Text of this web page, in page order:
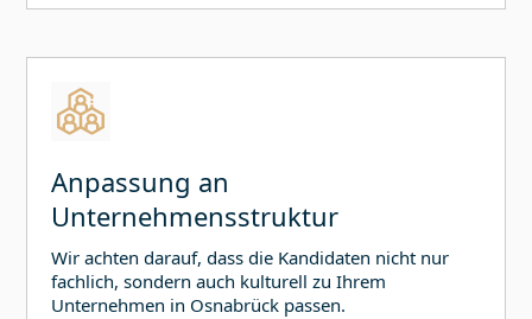
Anpassung an
Unternehmensstruktur
Wir achten darauf, dass die Kandidaten nicht nur
fachlich, sondern auch kulturell zu Ihrem
Unternehmen in Osnabrück passen.